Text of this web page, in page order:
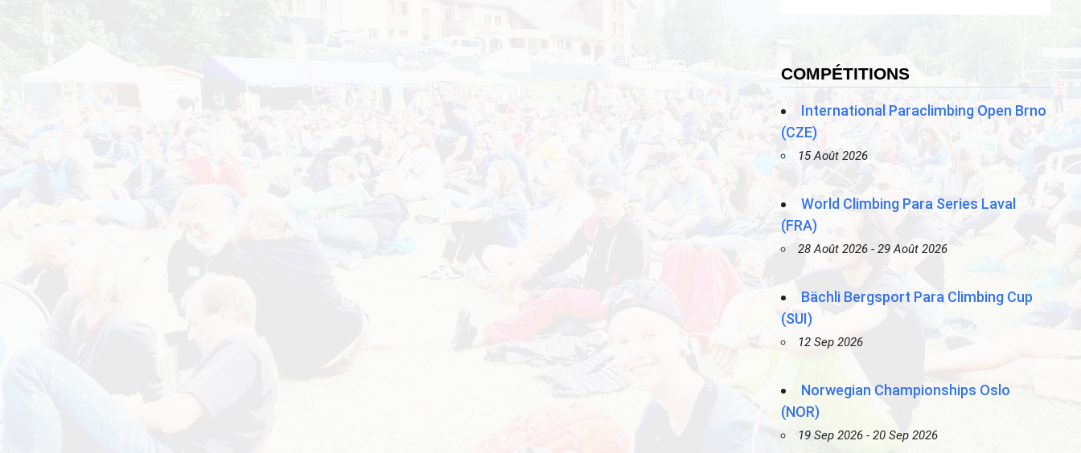
COMPÉTITIONS
International Paraclimbing Open Brno
(CZE)
15 Août 2026
World Climbing Para Series Laval
(FRA)
28 Août 2026 - 29 Août 2026
Bächli Bergsport Para Climbing Cup
(SUI)
12 Sep 2026
Norwegian Championships Oslo
(NOR)
19 Sep 2026 - 20 Sep 2026